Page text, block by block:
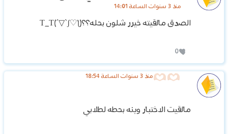
منذ 3 سنوات الساعة 14:01
الصدق مالقيته خيرر شلون بحله؟؟T_T(´▽`ʃ♡ƪ)
0
منذ 3 سنوات الساعة 18:54
مالقيت الاختبار وينه بحطه لطلابي